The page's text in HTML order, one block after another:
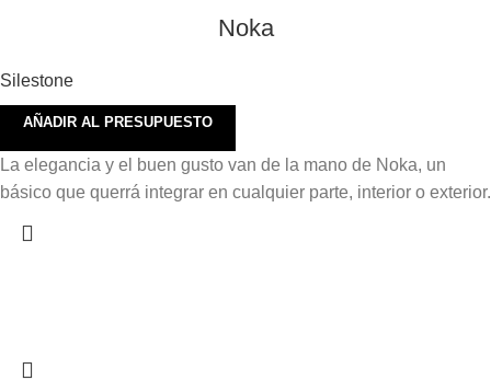
Noka
Silestone
AÑADIR AL PRESUPUESTO
La elegancia y el buen gusto van de la mano de Noka, un
básico que querrá integrar en cualquier parte, interior o exterior.